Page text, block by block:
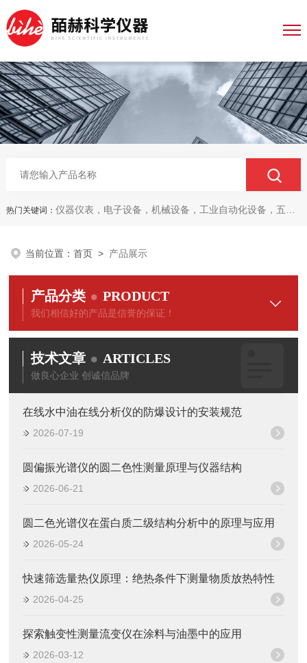
热门关键词： 仪器仪表，电子设备，机械设备，工业自动化设备，五金产品，电线电缆，金属材料，电子
当前位置：首页 > 产品展示
产品分类 PRODUCT
我们相信好的产品是信誉的保证！
技术文章 ARTICLES
做良心企业 创诚信品牌
在线水中油在线分析仪的防爆设计的安装规范
2026-07-19
圆偏振光谱仪的圆二色性测量原理与仪器结构
2026-06-21
圆二色光谱仪在蛋白质二级结构分析中的原理与应用
2026-05-24
快速筛选量热仪原理：绝热条件下测量物质放热特性
2026-04-25
探索触变性测量流变仪在涂料与油墨中的应用
2026-03-12